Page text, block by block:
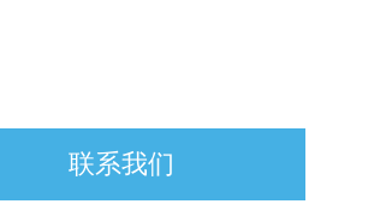
联系我们